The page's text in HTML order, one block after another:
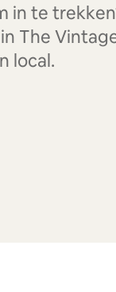
in te
The
local.